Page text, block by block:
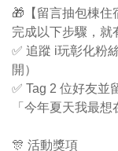
🎁【留言抽包棟住
完成以下步驟，就
✅ 追蹤 i玩彰化粉
開）
✅ Tag 2 位好友並
「今年夏天我最
🎊 活動獎項